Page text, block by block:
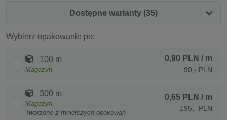
Dostępne warianty (35)
Wybierz opakowanie po:
100 m
Magazyn
0,90 PLN / m
90,- PLN
300 m
Magazyn
Tworzone z mniejszych opakowań
0,65 PLN / m
195,- PLN